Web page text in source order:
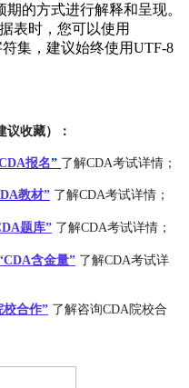
的方式进行解释和呈现。
表时，您可以使用
集，建议始终使用UTF-8
议收藏）：
报名” 了解CDA考试详情；
教材” 了解CDA考试详情；
题库” 了解CDA考试详情；
含金量” 了解CDA考试详
校合作” 了解咨询CDA院校合